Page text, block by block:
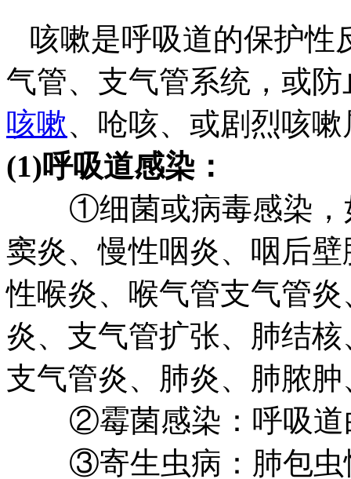
咳嗽是呼吸道的保护性
气管、支气管系统，或
咳嗽、呛咳、或剧烈咳
(1)呼吸道感染：
①细菌或病毒感染，
窦炎、慢性咽炎、咽后
性喉炎、喉气管支气管
炎、支气管扩张、肺结
支气管炎、肺炎、肺脓
②霉菌感染：呼吸道
③寄生虫病：肺包虫